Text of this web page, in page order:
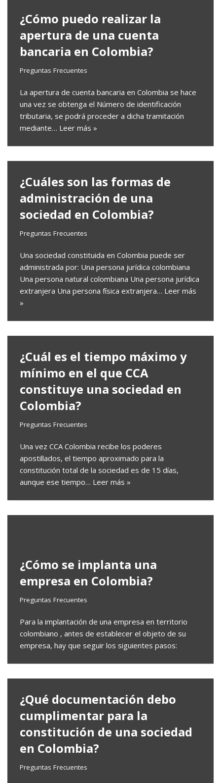
¿Cómo puedo realizar la
apertura de una cuenta
bancaria en Colombia?
Preguntas Frecuentes
La apertura de cuenta bancaria en Colombia se hace
una vez se obtenga el Número de identificación
tributaria, se podrá proceder a dicha tramitación
mediante… Leer más »
¿Cuáles son las formas de
administración de una
sociedad en Colombia?
Preguntas Frecuentes
Una sociedad constituida en Colombia puede ser
administrada por: Una persona jurídica colombiana
Una persona natural colombiana Una persona jurídica
extranjera Una persona física extranjera… Leer más
»
¿Cuál es el tiempo máximo y
mínimo en el que CCA
constituye una sociedad en
Colombia?
Preguntas Frecuentes
Una vez CCA Colombia recibe los poderes
apostillados, el tiempo aproximado para la
constitución total de la sociedad es de 15 días,
aunque ese tiempo… Leer más »
¿Cómo se implanta una
empresa en Colombia?
Preguntas Frecuentes
Para la implantación de una empresa en territorio
colombiano , antes de establecer el objeto de su
empresa, hay que seguir los siguientes pasos:
¿Qué documentación debo
cumplimentar para la
constitución de una sociedad
en Colombia?
Preguntas Frecuentes